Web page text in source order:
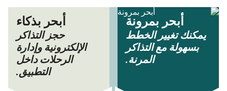
أبحر بمرونة
يمكنك تغيير الخطط
بسهولة مع التذاكر
المرنة.
أبحر بذكاء
حجز التذاكر
الإلكترونية وإدارة
الرحلات داخل
التطبيق.